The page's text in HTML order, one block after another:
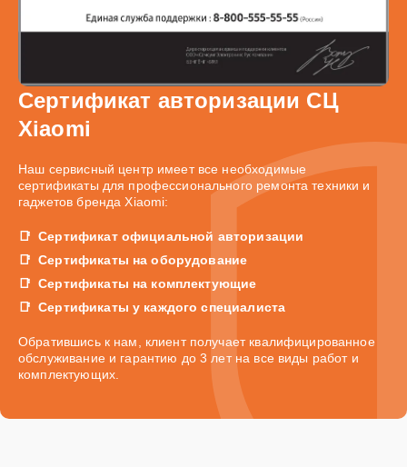
Сертификат авторизации СЦ
Xiaomi
Наш сервисный центр имеет все необходимые
сертификаты для профессионального ремонта техники и
гаджетов бренда Xiaomi:
Сертификат официальной авторизации
Сертификаты на оборудование
Сертификаты на комплектующие
Сертификаты у каждого специалиста
Обратившись к нам, клиент получает квалифицированное
обслуживание и гарантию до 3 лет на все виды работ и
комплектующих.